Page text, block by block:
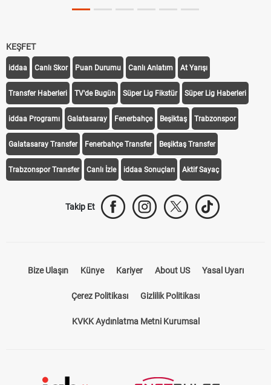
KEŞFET
iddaa Canlı Skor Puan Durumu Canlı Anlatım At Yarışı
Transfer Haberleri TV'de Bugün Süper Lig Fikstür Süper Lig Haberleri
iddaa Programı Galatasaray Fenerbahçe Beşiktaş Trabzonspor
Galatasaray Transfer Fenerbahçe Transfer Beşiktaş Transfer
Trabzonspor Transfer Canlı İzle iddaa Sonuçları Aktif Sayaç